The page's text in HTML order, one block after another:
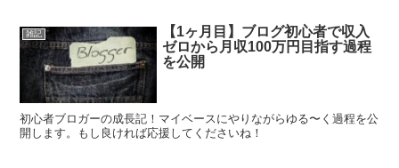
雑記
【1ヶ月目】ブログ初心者で収入
ゼロから月収100万円目指す過程
を公開
初心者ブロガーの成長記！マイベースにやりながらゆる〜く過程を公
開します。もし良ければ応援してくださいね！